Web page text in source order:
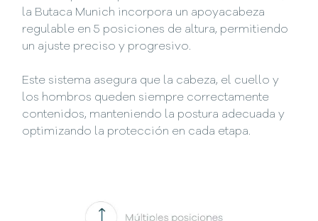
la Butaca Munich incorpora un apoyacabeza
regulable en 5 posiciones de altura, permitiendo
un ajuste preciso y progresivo.
Este sistema asegura que la cabeza, el cuello y
los hombros queden siempre correctamente
contenidos, manteniendo la postura adecuada y
optimizando la protección en cada etapa.